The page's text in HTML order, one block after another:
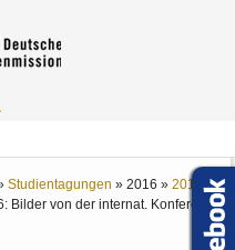
Studientagungen »2016 »2016
Bilder von der internat. Konferenz